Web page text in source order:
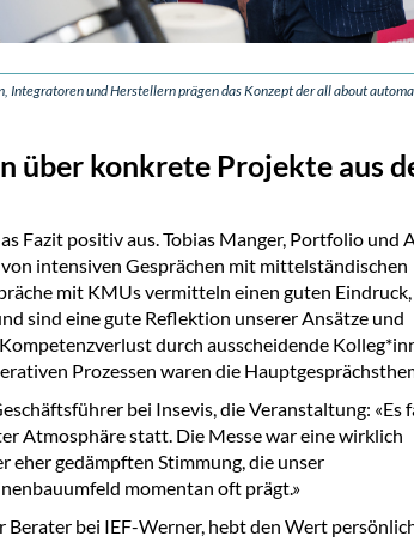
Integratoren und Herstellern prägen das Konzept der all about
über konkrete Projekte aus
Fazit positiv aus. Tobias Manger, Portfolio und
intensiven Gesprächen mit mittelständischen
mit KMUs vermitteln einen guten
sind eine gute Reflektion unserer Ansätze und
durch ausscheidende
Prozessen waren die
bei Insevis, die Veranstaltung: «Es
Atmosphäre statt. Die Messe war eine wirklich
eher gedämpften Stimmung, die unser
momentan oft prägt.»
Berater bei IEF-Werner, hebt den Wert